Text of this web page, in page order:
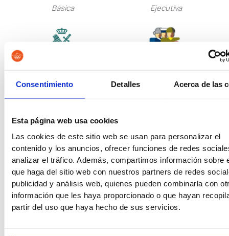
Consentimiento Detalles Acerca de las
Esta página web usa cookies
Las cookies de este sitio web se usan para personalizar el
contenido y los anuncios, ofrecer funciones de redes
analizar el tráfico. Además, compartimos información sobre
que haga del sitio web con nuestros partners de redes
publicidad y análisis web, quienes pueden combinarla con
información que les haya proporcionado o que hayan
partir del uso que haya hecho de sus servicios.
Básica
Ejecutiva
Guardia Civil Tropa y Marinería
Vigilancia Aduanera
Instituciones
Penitenciarias
Oposiciones de Justicia Auxilio Judicial